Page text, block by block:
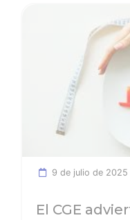
9 de julio de 2025
El CGE